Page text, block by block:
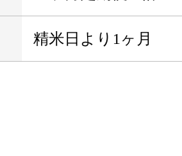
精米日より1ヶ月